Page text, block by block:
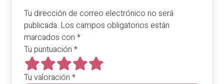
Tu dirección de correo electrónico no será
publicada. Los campos obligatorios están
marcados con *
Tu puntuación *
Tu valoración *